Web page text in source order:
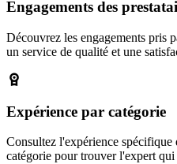
Engagements des
Découvrez les engagements pris
un service de qualité et une
Expérience par catégorie
Consultez l'expérience spécifique
catégorie pour trouver l'expert qui